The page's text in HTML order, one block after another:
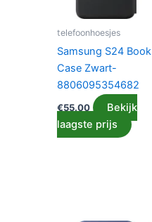
telefoonhoesjes
Samsung S24 Book
Case Zwart-
8806095354682
€55.00
Bekijk
laagste prijs